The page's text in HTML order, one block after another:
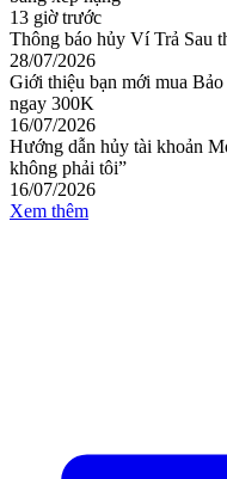
13 giờ trước
Thông báo hủy Ví Trả Sau
28/07/2026
Giới thiệu bạn mới mua
ngay 300K
16/07/2026
Hướng dẫn hủy tài khoản
không phải tôi”
16/07/2026
Xem thêm